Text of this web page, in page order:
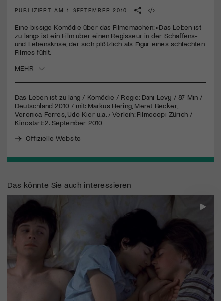
PUBLIZIERT AM 1. SEPTEMBER 2010
Eine bissige Komödie über das Filmemachen: «Das Leben ist
zu lang» ist ein Film über einen Regisseur in der Schaffens-
und Lebenskrise, der sich plötzlich als Figur eines schlechten
Filmes fühlt.
MEHR
Das Leben ist zu lang / Komödie / Regie: Dani Levy / 87 Min /
Deutschland 2010 / mit: Markus Hering, Meret Becker,
Veronica Ferres, Udo Kier u.a. / Verleih: Filmcoopi Zürich /
Kinostart: 2. September 2010
Offizielle Website
Das könnte Sie auch interessieren
Engagiere dich als Kulturliebhaber:in, Kulturschaffende(r) oder
Mit deiner Mitgliedschaft erhältst du kostenlosen Zugang zu
diversen Kulturevents.
Jetzt Mitglied werden